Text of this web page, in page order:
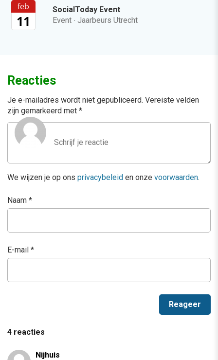
feb
11
SocialToday Event
Event · Jaarbeurs Utrecht
Reacties
Je e-mailadres wordt niet gepubliceerd. Vereiste velden
zijn gemarkeerd met *
We wijzen je op ons privacybeleid en onze voorwaarden.
Naam *
E-mail *
4 reacties
Nijhuis